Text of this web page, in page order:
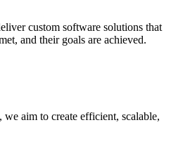
custom software solutions that
and their goals are achieved.
aim to create efficient, scalable,